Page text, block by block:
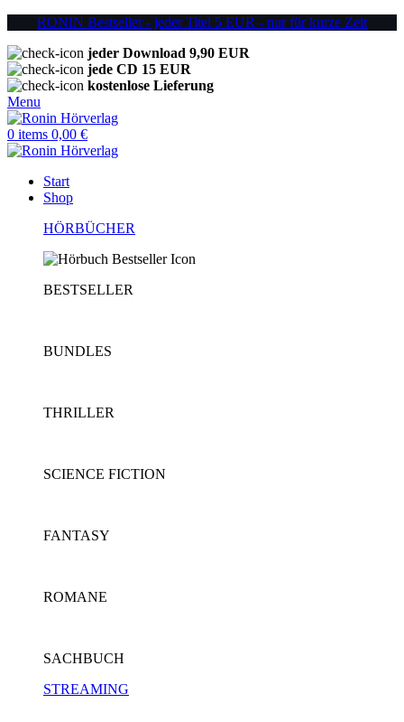
RONIN Bestseller - jeder Titel 5 EUR - nur für kurze Zeit
jeder Download 9,90 EUR
jede CD 15 EUR
kostenlose Lieferung
Menu
0 items 0,00 €
Start
Shop
HÖRBÜCHER
BESTSELLER
BUNDLES
THRILLER
SCIENCE FICTION
FANTASY
ROMANE
SACHBUCH
STREAMING